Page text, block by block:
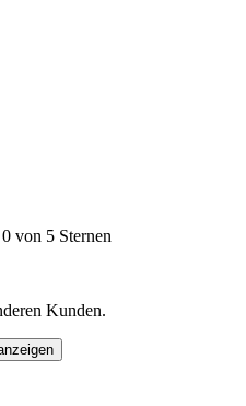
von 5 Sternen
Kunden.